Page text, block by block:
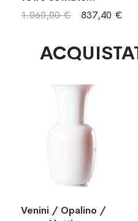
lavorato a mano837,40 €
1.060,00 €
Venini / Opalino /